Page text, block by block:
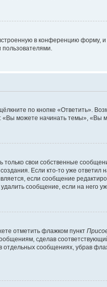
в конференцию форму,
по кнопке «Ответить».
можете начинать темы», «Вы
свои собственные
Если кто-то уже
если сообщение
сообщение, если на него
отметить флажком пункт
сделав
отдельных сообщениях, убрав